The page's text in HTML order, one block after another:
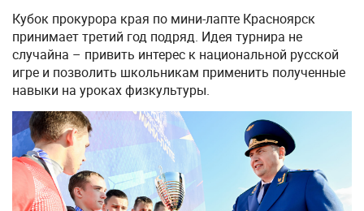
Кубок прокурора края по мини-лапте Красноярск
принимает третий год подряд. Идея турнира не
случайна – привить интерес к национальной русской
игре и позволить школьникам применить полученные
навыки на уроках физкультуры.